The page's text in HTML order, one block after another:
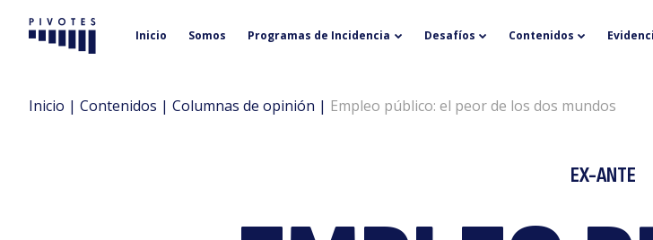
Pivotes Inicio Somos Programas de Incidencia Desafíos Contenidos
Inicio | Contenidos | Columnas de opinión | Empleo público: el peor de los dos mundos
EX-ANTE